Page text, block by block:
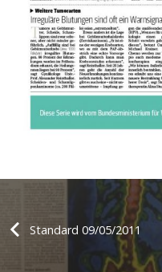
Standard 09/05/2011